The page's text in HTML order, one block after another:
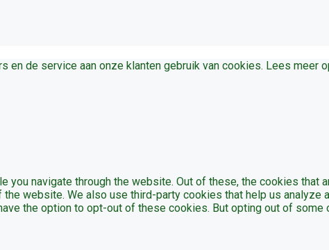
en de service aan onze klanten gebruik van cookies. Lees meer
navigate through the website. Out of these, the cookies that
website. We also use third-party cookies that help us
the option to opt-out of these cookies. But opting out of